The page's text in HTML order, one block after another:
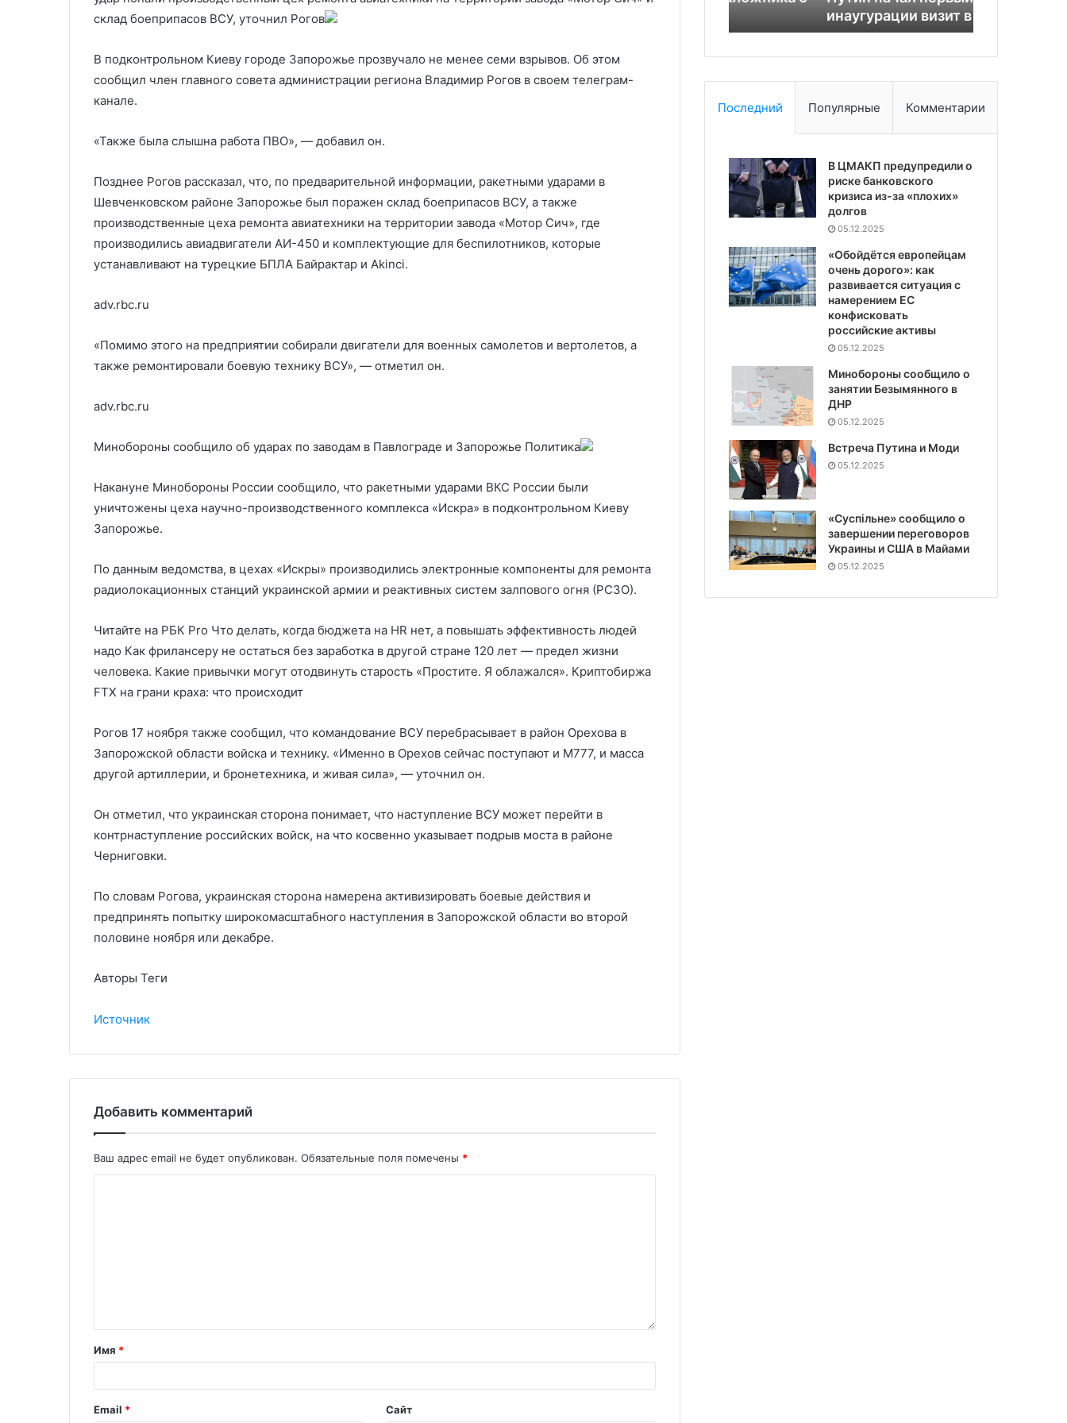
склад боеприпасов ВСУ, уточнил Рогов
В подконтрольном Киеву городе Запорожье прозвучало не менее семи взрывов. Об этом
сообщил член главного совета администрации региона Владимир Рогов в своем телеграм-
канале.
«Также была слышна работа ПВО», — добавил он.
Позднее Рогов рассказал, что, по предварительной информации, ракетными ударами в
Шевченковском районе Запорожье был поражен склад боеприпасов ВСУ, а также
производственные цеха ремонта авиатехники на территории завода «Мотор Сич», где
производились авиадвигатели АИ-450 и комплектующие для беспилотников, которые
устанавливают на турецкие БПЛА Байрактар и Akinci.
adv.rbc.ru
«Помимо этого на предприятии собирали двигатели для военных самолетов и вертолетов, а
также ремонтировали боевую технику ВСУ», — отметил он.
adv.rbc.ru
Минобороны сообщило об ударах по заводам в Павлограде и Запорожье Политика
Накануне Минобороны России сообщило, что ракетными ударами ВКС России были
уничтожены цеха научно-производственного комплекса «Искра» в подконтрольном Киеву
Запорожье.
По данным ведомства, в цехах «Искры» производились электронные компоненты для ремонта
радиолокационных станций украинской армии и реактивных систем залпового огня (РСЗО).
Читайте на РБК Pro Что делать, когда бюджета на HR нет, а повышать эффективность людей
надо Как фрилансеру не остаться без заработка в другой стране 120 лет — предел жизни
человека. Какие привычки могут отодвинуть старость «Простите. Я облажался». Криптобиржа
FTX на грани краха: что происходит
Рогов 17 ноября также сообщил, что командование ВСУ перебрасывает в район Орехова в
Запорожской области войска и технику. «Именно в Орехов сейчас поступают и М777, и масса
другой артиллерии, и бронетехника, и живая сила», — уточнил он.
Он отметил, что украинская сторона понимает, что наступление ВСУ может перейти в
контрнаступление российских войск, на что косвенно указывает подрыв моста в районе
Черниговки.
По словам Рогова, украинская сторона намерена активизировать боевые действия и
предпринять попытку широкомасштабного наступления в Запорожской области во второй
половине ноября или декабре.
Авторы Теги
Источник
Добавить комментарий
Ваш адрес email не будет опубликован. Обязательные поля помечены *
Имя *
Email * Сайт
собственных болезней»
инаугурации визит в Китай
Последний Популярные Комментарии
В ЦМАКП предупредили о
риске банковского
кризиса из-за «плохих»
долгов
05.12.2025
«Обойдётся европейцам
очень дорого»: как
развивается ситуация с
намерением ЕС
конфисковать
российские активы
05.12.2025
Минобороны сообщило о
занятии Безымянного в
ДНР
05.12.2025
Встреча Путина и Моди
05.12.2025
«Суспiльне» сообщило о
завершении переговоров
Украины и США в Майами
05.12.2025